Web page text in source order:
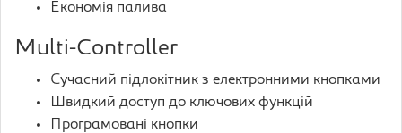
Економія палива
Multi-Controller
Сучасний підлокітник з електронними кнопками
Швидкий доступ до ключових функцій
Програмовані кнопки